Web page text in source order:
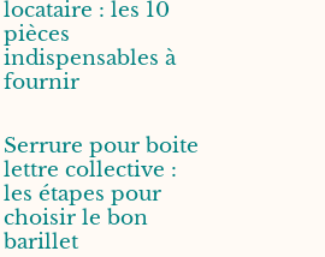
locataire : les 10
pièces
indispensables à
fournir
Serrure pour boite
lettre collective :
les étapes pour
choisir le bon
barillet